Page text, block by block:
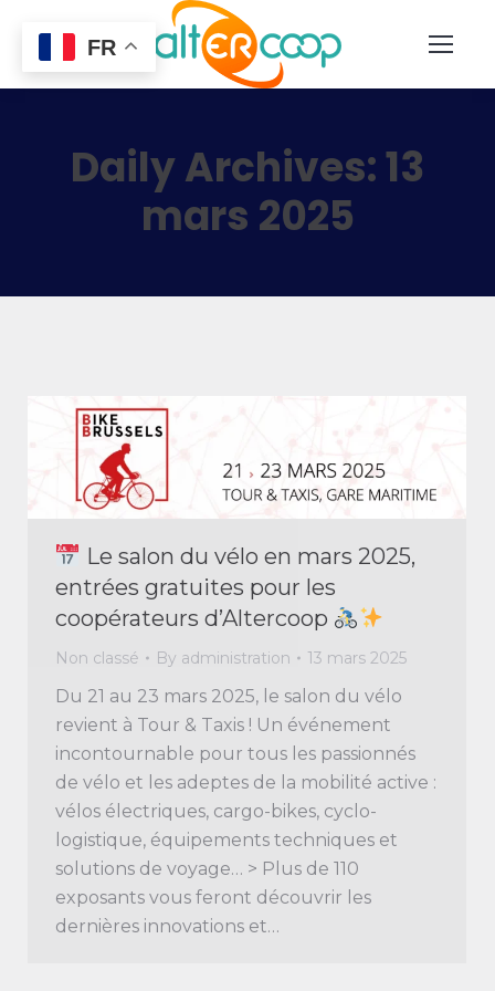
Daily Archives:13
mars 2025
Le salon du vélo en mars 2025,
entrées gratuites pour les
coopérateurs d’Altercoop
Non classé By administration 13 mars 2025
Du 21 au 23 mars 2025, le salon du vélo
revient à Tour & Taxis ! Un événement
incontournable pour tous les passionnés
de vélo et les adeptes de la mobilité active :
vélos électriques, cargo-bikes, cyclo-
logistique, équipements techniques et
solutions de voyage… > Plus de 110
exposants vous feront découvrir les
dernières innovations et…
FR